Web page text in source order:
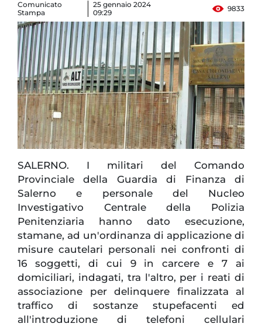
Comunicato
Stampa
25 gennaio 2024
09:29
9833
SALERNO. I militari del Comando
Provinciale della Guardia di Finanza di
Salerno e personale del Nucleo
Investigativo Centrale della Polizia
Penitenziaria hanno dato esecuzione,
stamane, ad un'ordinanza di applicazione di
misure cautelari personali nei confronti di
16 soggetti, di cui 9 in carcere e 7 ai
domiciliari, indagati, tra l'altro, per i reati di
associazione per delinquere finalizzata al
traffico di sostanze stupefacenti ed
all'introduzione di telefoni cellulari